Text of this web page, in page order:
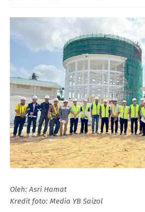
Oleh: Asri Hamat
Kredit foto: Media YB Saizol